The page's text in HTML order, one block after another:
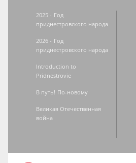
2025 - Год
приднестровского народа
2026 - Год
приднестровского народа
Introduction to
Pridnestrovie
В путь! По-новому
Великая Отечественная
война